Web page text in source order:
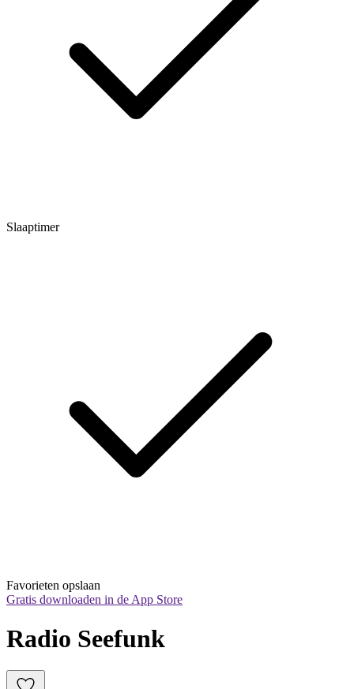
Slaaptimer
Favorieten opslaan
Gratis downloaden in de App Store
Radio Seefunk